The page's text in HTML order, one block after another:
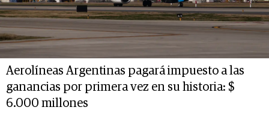
Aerolíneas Argentinas pagará impuesto a las
ganancias por primera vez en su historia: $
6.000 millones